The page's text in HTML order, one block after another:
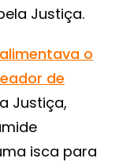
Justiça.
o
de
Justiça,
isca para